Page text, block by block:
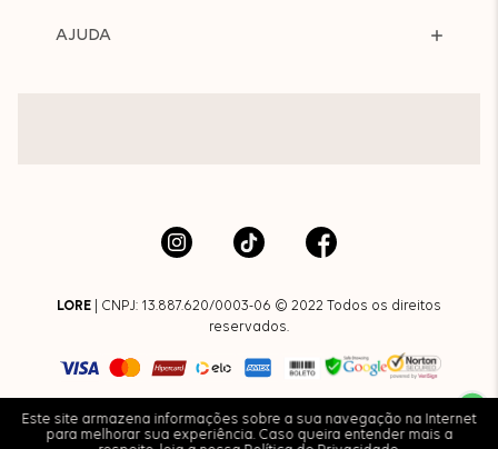
Este site armazena informações sobre a sua navegação na Internet
para melhorar sua experiência. Caso queira entender mais a
AJUDA
LORE | CNPJ: 13.887.620/0003-06 © 2022 Todos os direitos
reservados.